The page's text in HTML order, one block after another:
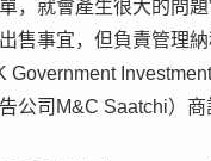
，就會產生很大的問題”
售事宜，但負責管理
Government
公司M&C Saatchi）